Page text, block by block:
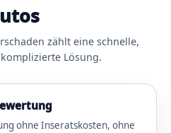
zählt eine schnelle,
Lösung.
ohne Inseratskosten, ohne